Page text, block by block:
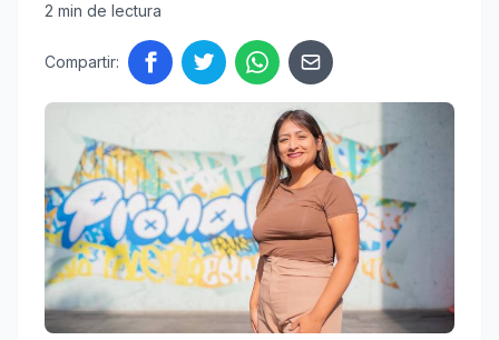
2 min de lectura
Compartir: